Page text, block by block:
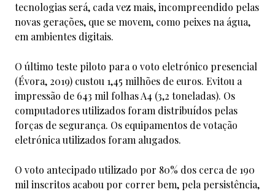
tecnologias será, cada vez mais, incompreendido pelas
novas gerações, que se movem, como peixes na água,
em ambientes digitais.
O último teste piloto para o voto eletrónico presencial
(Évora, 2019) custou 1,45 milhões de euros. Evitou a
impressão de 643 mil folhas A4 (3,2 toneladas). Os
computadores utilizados foram distribuídos pelas
forças de segurança. Os equipamentos de votação
eletrónica utilizados foram alugados.
O voto antecipado utilizado por 80% dos cerca de 190
mil inscritos acabou por correr bem, pela persistência,